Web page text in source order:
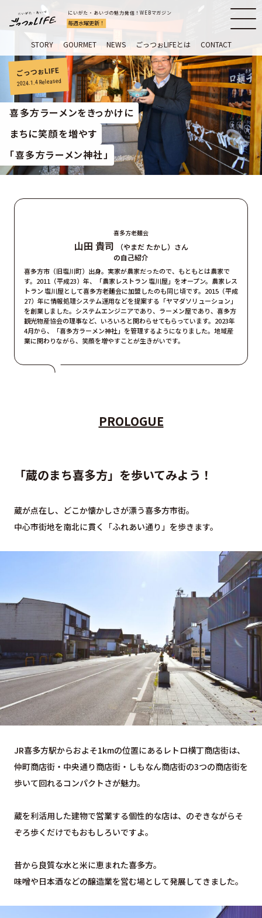
にいがた・あいづの魅力発信！WEBマガジン
毎週水曜更新！
STORY GOURMET NEWS ごっつぉLIFEとは CONTACT
ごっつぉLIFE
2024.1.4Released
喜多方ラーメンをきっかけに
まちに笑顔を増やす
「喜多方ラーメン神社」
喜多方老麺会
山田 貴司
（やまだ たかし）さん
の自己紹介
喜多方市（旧塩川町）出身。実家が農家だったので、もともとは農家で
す。2011（平成23）年、「農家レストラン 塩川屋」をオープン。農家レス
トラン 塩川屋として喜多方老麺会に加盟したのも同じ頃です。2015（平成
27）年に情報処理システム運用などを提案する「ヤマダソリューション」
を創業しました。システムエンジニアであり、ラーメン屋であり、喜多方
観光物産協会の理事など、いろいろと関わらせてもらっています。2023年
4月から、「喜多方ラーメン神社」を管理するようになりました。地域産
業に関わりながら、笑顔を増やすことが生きがいです。
PROLOGUE
「蔵のまち喜多方」を歩いてみよう！
蔵が点在し、どこか懐かしさが漂う喜多方市街。
中心市街地を南北に貫く「ふれあい通り」を歩きます。
JR喜多方駅からおよそ1kmの位置にあるレトロ横丁商店街は、
仲町商店街・中央通り商店街・しもなん商店街の3つの商店街を
歩いて回れるコンパクトさが魅力。
蔵を利活用した建物で営業する個性的な店は、のぞきながらそ
ぞろ歩くだけでもおもしろいですよ。
昔から良質な水と米に恵まれた喜多方。
味噌や日本酒などの醸造業を営む場として発展してきました。